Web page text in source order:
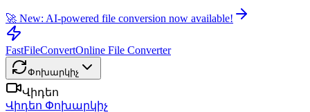
🚀 New: AI-powered file conversion now available!
FastFileConvertOnline File Converter
Փոխարկիչ
Վիդեո
Վիդեո Փոխարկիչ